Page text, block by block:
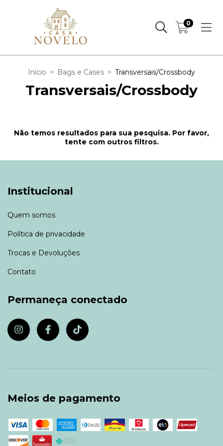
0
Início > Bags e Cases > Transversais/Crossbody
Transversais/Crossbody
Não temos resultados para sua pesquisa. Por favor,
tente com outros filtros.
Institucional
Quem somos
Política de privacidade
Trocas e Devoluções
Contato
Permaneça conectado
Meios de pagamento